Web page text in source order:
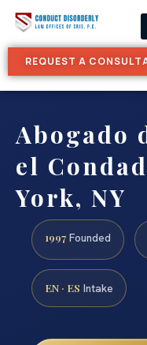
REQUEST A
Abogado
el
York, NY
1997 Founded
EN · ES Intake